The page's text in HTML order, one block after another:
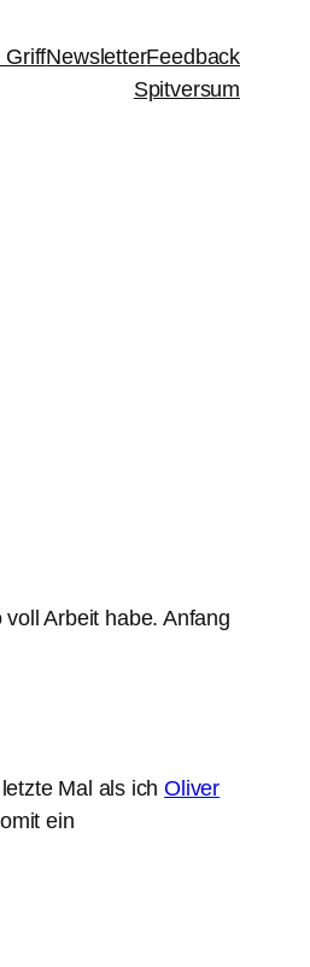
GriffNewsletterFeedback
Spitversum
Arbeit habe. Anfang
Mal als ichOliver
ein